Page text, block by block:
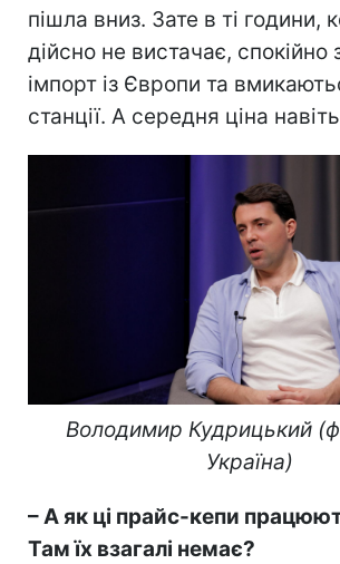
пішла вниз. Зате в ті години,
дійсно не вистачає, спокійно
імпорт із Європи та
станції. А середня ціна
Володимир Кудрицький
Україна)
– А як ці прайс-кепи
Там їх взагалі немає?